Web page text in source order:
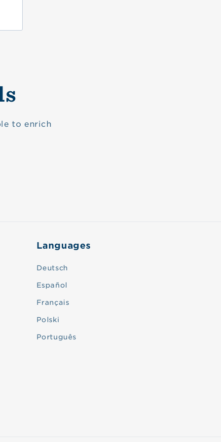
to enrich
Languages
Deutsch
Español
Français
Polski
Português